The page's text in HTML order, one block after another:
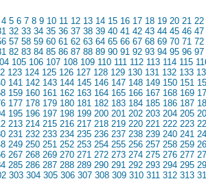
4 5 6 7 8 9 10 11 12 13 14 15 16 17 18 19 20 21 22
32 33 34 35 36 37 38 39 40 41 42 43 44 45 46 47
57 58 59 60 61 62 63 64 65 66 67 68 69 70 71 72
82 83 84 85 86 87 88 89 90 91 92 93 94 95 96 97
105 106 107 108 109 110 111 112 113 114 115
123 124 125 126 127 128 129 130 131 132 133
141 142 143 144 145 146 147 148 149 150 151
159 160 161 162 163 164 165 166 167 168 169
177 178 179 180 181 182 183 184 185 186 187
195 196 197 198 199 200 201 202 203 204 205
213 214 215 216 217 218 219 220 221 222 223
231 232 233 234 235 236 237 238 239 240 241
249 250 251 252 253 254 255 256 257 258 259
267 268 269 270 271 272 273 274 275 276 277
285 286 287 288 289 290 291 292 293 294 295
303 304 305 306 307 308 309 310 311 312 313